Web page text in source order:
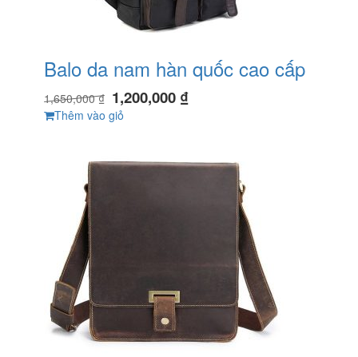
Balo da nam hàn quốc cao cấp
1,650,000₫ 1,200,000 ₫
Thêm vào giỏ